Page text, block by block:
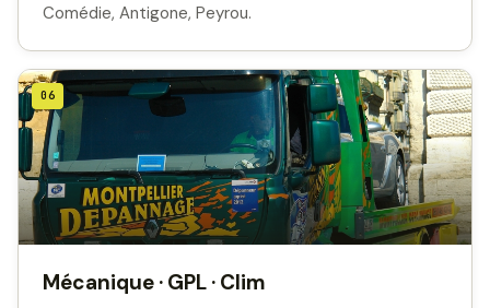
Comédie, Antigone, Peyrou.
06
Mécanique · GPL · Clim